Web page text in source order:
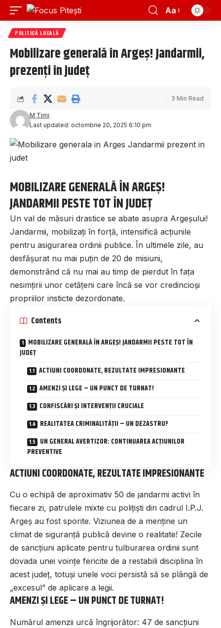
Aa
POLITICĂ LOCALĂ
Mobilizare generală în Argeș! Jandarmii,
prezenți în județ
Last updated: octombrie 20, 2025 6:10 pm
M Timi
3 Min Read
MOBILIZARE GENERALĂ ÎN ARGEȘ!
JANDARMII PESTE TOT ÎN JUDEȚ
Un val de măsuri drastice se abate asupra Argeșului!
Jandarmii, mobilizați în forță, intensifică acțiunile
pentru asigurarea ordinii publice. În ultimele zile, au
desfășurat nu mai puțin de 20 de misiuni,
demonstrând că nu mai au timp de pierdut în fața
nesimțirii unor cetățeni care încă se vor credincioși
propriilor insticte dezordonate.
Contents
MOBILIZARE GENERALĂ ÎN ARGEȘ! JANDARMII PESTE TOT ÎN
JUDEȚ
ACTIUNI COORDONATE, REZULTATE IMPRESIONANTE
AMENZI ȘI LEGE – UN PUNCT DE TURNAT!
CONFISCĂRI ȘI INTERVENȚII CRUCIALE
REALITATEA CRIMINALITĂȚII – UN DEZASTRU?
UN GENERAL AVERTIZOR: CONTINUAREA ACȚIUNILOR
PREVENTIVE
ACTIUNI COORDONATE, REZULTATE IMPRESIONANTE
Cu o echipă de aproximativ 50 de jandarmi activi în
fiecare zi, patrulele mixte cu polițiști din cadrul I.P.J.
Argeș au fost sporite. Viziunea de a menține un
climat de siguranță publică devine o realitate! Zecile
de sancțiuni aplicate pentru tulburarea ordinii sunt
dovada unei voințe fericite de a restabili disciplina în
acest județ, totuși unele voci persistă să se plângă de
„excesul” de aplicare a legii.
AMENZI ȘI LEGE – UN PUNCT DE TURNAT!
Numărul amenzii urcă îngrijorător: 47 de sancțiuni